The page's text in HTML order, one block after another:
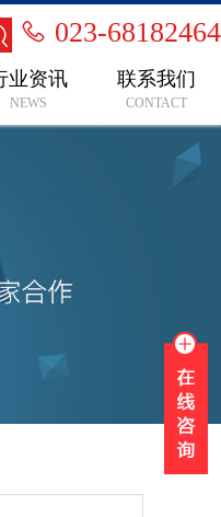
023-68182464
业资讯
NEWS
联系我们
CONTACT